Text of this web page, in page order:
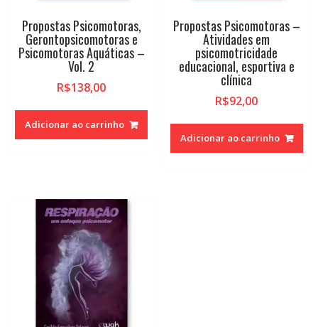
Propostas Psicomotoras,
Gerontopsicomotoras e
Psicomotoras Aquáticas –
Vol. 2
R$138,00
Adicionar ao carrinho
Propostas Psicomotoras –
Atividades em
psicomotricidade
educacional, esportiva e
clínica
R$92,00
Adicionar ao carrinho